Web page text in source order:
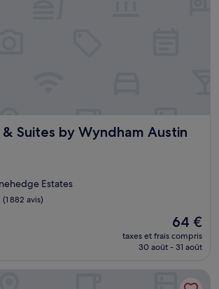
Suites by Wyndham Austin
by Wyndham Austin Airport
Estates
(1 882 avis)
Le
nouveau
prix
64 €
64 €
taxes et frais compris
30 août - 31 août
Austin Downtown/Convention